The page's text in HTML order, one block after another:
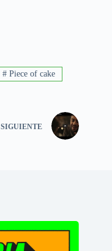
# Piece of cake
SIGUIENTE